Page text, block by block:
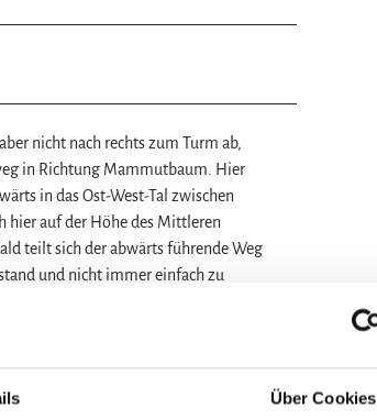
Über Cookies
nicht nach rechts zum Turm ab,
in Richtung Mammutbaum. Hier
in das Ost-West-Tal zwischen
hier auf der Höhe des Mittleren
teilt sich der abwärts führende Weg
und nicht immer einfach zu
wasserstauenden Tone des Röt
scharf gegen Westen abgeschnitten ist.
herabgekommen sind, liegt linkerhand